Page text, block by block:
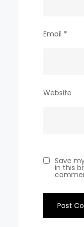
Email *
Website
Save
in this